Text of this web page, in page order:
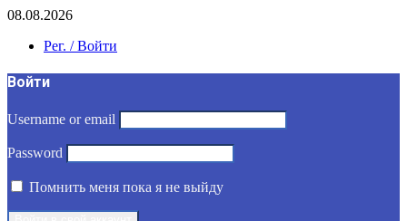
08.08.2026
Рег. / Войти
Войти
Username or email
Password
Помнить меня пока я не выйду